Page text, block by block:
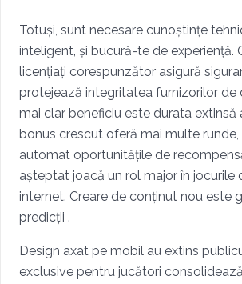
Totuși, sunt necesare cunoștințe
inteligent, și bucură-te de experiență.
licențiați corespunzător asigură
protejează integritatea furnizorilor de
mai clar beneficiu este durata extinsă
bonus crescut oferă mai multe runde,
automat oportunitățile de
așteptat joacă un rol major în jocurile
internet. Creare de conținut nou este
predicții .
Design axat pe mobil au extins
exclusive pentru jucători